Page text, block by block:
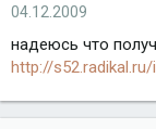
04.12.2009
надеюсь что
http://